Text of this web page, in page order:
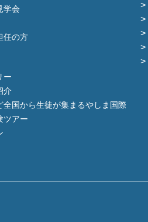
学会
任の方
ー
介
全国から生徒が集まるやしま国際
ツアー